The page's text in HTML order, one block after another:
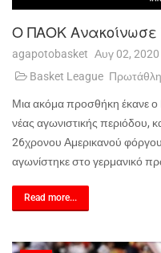
Ο ΠΑΟΚ Ανακοίνωσε
agapotobasket Αυγ 02, 2020
Basket League
Μια ακόμα προσθήκη έκανε
νέας αγωνιστικής περιόδου,
26χρονου Αμερικανού
αγωνίστηκε στο γερμανικό
Read more...